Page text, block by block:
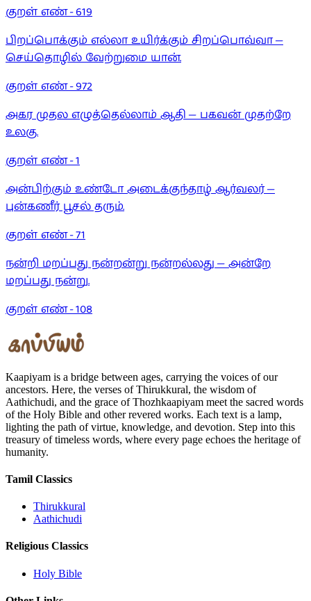
குறள் எண் -619
பிறப்பொக்கும் எல்லா உயிர்க்கும் சிறப்பொவ்வா —
செய்தொழில் வேற்றுமை யான்.
குறள் எண் -972
அகர முதல எழுத்தெல்லாம் ஆதி — பகவன் முதற்றே
உலகு.
குறள் எண் -1
அன்பிற்கும் உண்டோ அடைக்குந்தாழ் ஆர்வலர் —
புன்கணீர் பூசல் தரும்.
குறள் எண் -71
நன்றி மறப்பது நன்றன்று நன்றல்லது — அன்றே
மறப்பது நன்று.
குறள் எண் -108
Kaapiyam is a bridge between ages, carrying the voices of our
ancestors. Here, the verses of Thirukkural, the wisdom of
Aathichudi, and the grace of Thozhkaapiyam meet the sacred words
of the Holy Bible and other revered works. Each text is a lamp,
lighting the path of virtue, knowledge, and devotion. Step into this
treasury of timeless words, where every page echoes the heritage of
humanity.
Tamil Classics
Thirukkural
Aathichudi
Religious Classics
Holy Bible